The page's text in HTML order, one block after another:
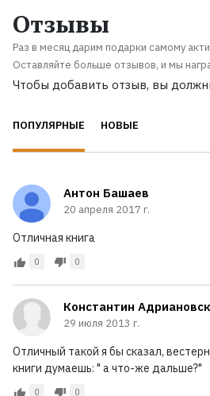
Отзывы
Раз в месяц дарим подарки самому
Оставляйте больше отзывов, и мы
Чтобы добавить отзыв, вы
ПОПУЛЯРНЫЕ НОВЫЕ
Антон Башаев
20 апреля 2017 г.
Отличная книга
0 0
Константин
29 июля 2013 г.
Отличный такой я бы сказал,
книги думаешь: " а что-же дальше?"
0 0